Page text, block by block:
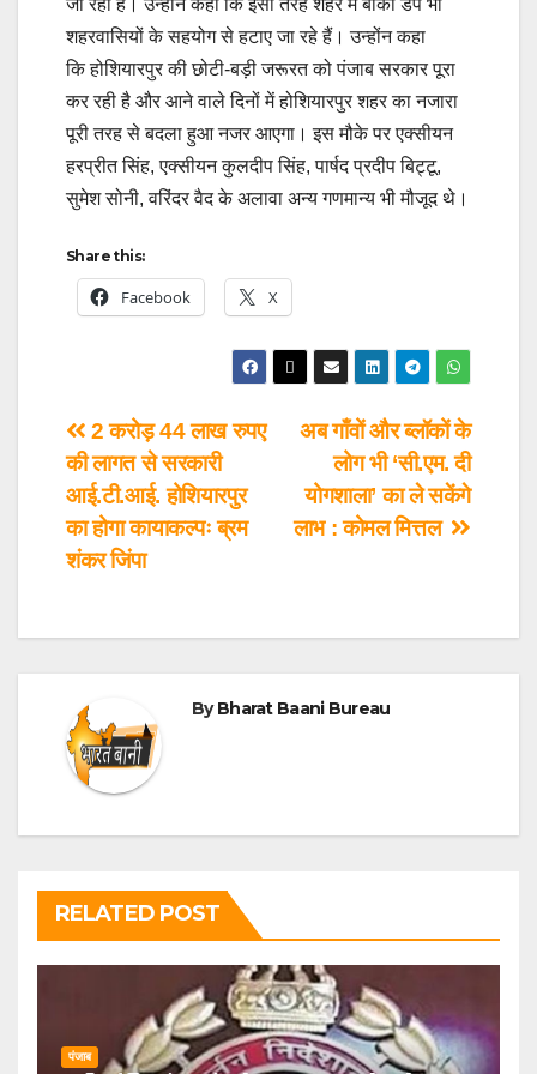
जा रहा है। उन्होंने कहा कि इसी तरह शहर में बाकी डंप भी
शहरवासियों के सहयोग से हटाए जा रहे हैं। उन्होंन कहा
कि होशियारपुर की छोटी-बड़ी जरूरत को पंजाब सरकार पूरा
कर रही है और आने वाले दिनों में होशियारपुर शहर का नजारा
पूरी तरह से बदला हुआ नजर आएगा। इस मौके पर एक्सीयन
हरप्रीत सिंह, एक्सीयन कुलदीप सिंह, पार्षद प्रदीप बिट्टू,
सुमेश सोनी, वरिंदर वैद के अलावा अन्य गणमान्य भी मौजूद थे।
Share this:
Facebook X
अब गाँवों और ब्लॉकों के
लोग भी ‘सी.एम. दी
योगशाला’ का ले सकेंगे
लाभ : कोमल मित्तल
2 करोड़ 44 लाख रुपए
की लागत से सरकारी
आई.टी.आई. होशियारपुर
का होगा कायाकल्पः ब्रम
शंकर जिंपा
ByBharat Baani Bureau
RELATED POST
पंजाब